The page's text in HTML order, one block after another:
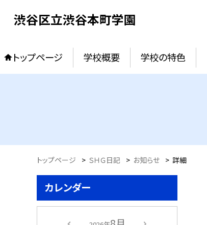
渋谷区立渋谷本町学園
トップページ 学校概要 学校の特色
トップページ > ＳＨＧ日記 > お知らせ > 詳細
カレンダー